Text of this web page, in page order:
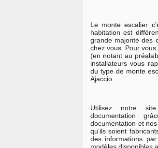
Le monte escalier
habitation est
grande majorité des
chez vous. Pour
(en notant au
installateurs vous
du type de monte
Ajaccio.
Utilisez notre
documentation
documentation et
qu’ils soient
des informations